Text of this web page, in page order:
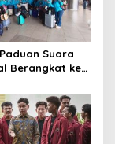
Suara
Berangkat ke